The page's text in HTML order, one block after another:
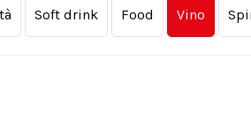
Soft drink Food Vino